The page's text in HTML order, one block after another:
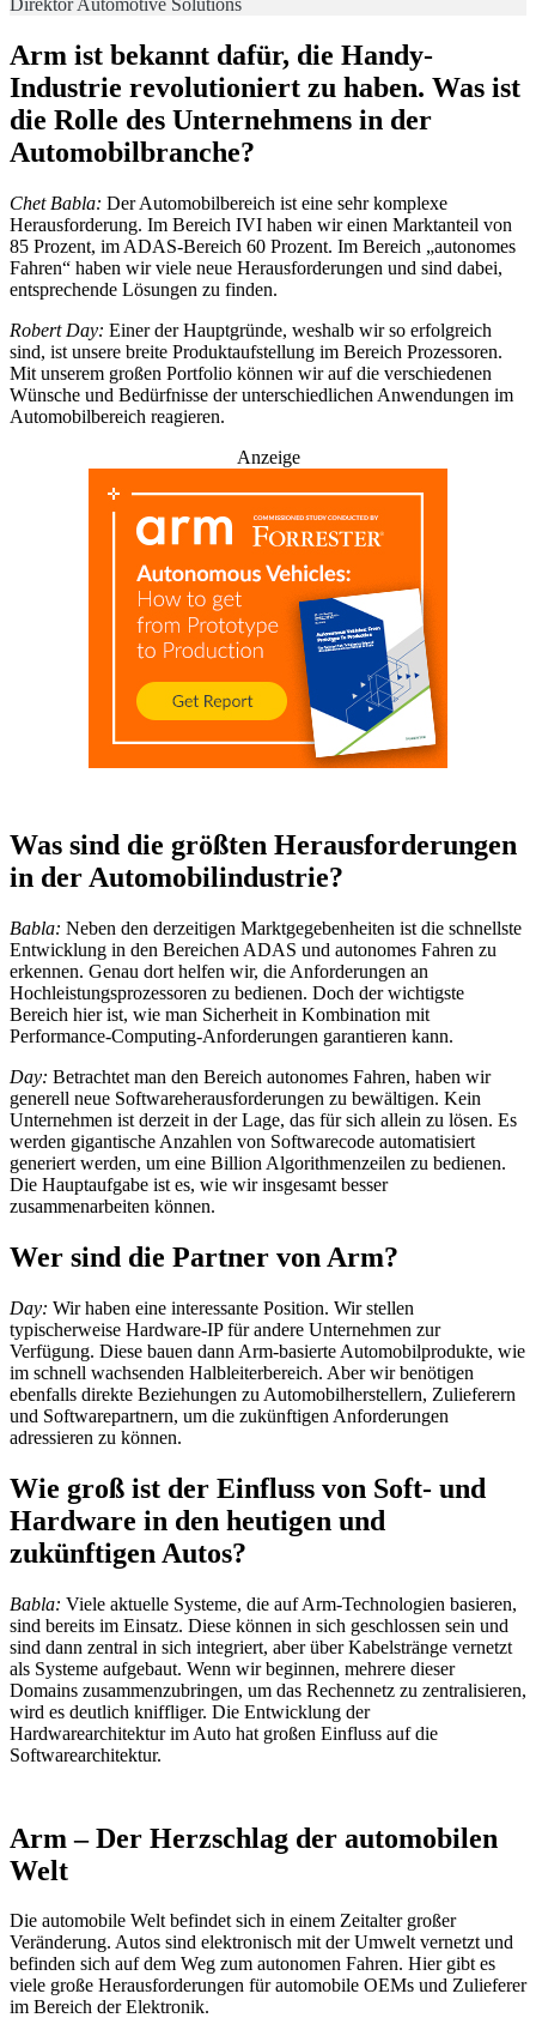
Direktor Automotive Solutions
Arm ist bekannt dafür, die Handy-
Industrie revolutioniert zu haben. Was ist
die Rolle des Unternehmens in der
Automobilbranche?
Chet Babla: Der Automobilbereich ist eine sehr komplexe
Herausforderung. Im Bereich IVI haben wir einen Marktanteil von
85 Prozent, im ADAS-Bereich 60 Prozent. Im Bereich „autonomes
Fahren“ haben wir viele neue Herausforderungen und sind dabei,
entsprechende Lösungen zu finden.
Robert Day: Einer der Hauptgründe, weshalb wir so erfolgreich
sind, ist unsere breite Produktaufstellung im Bereich Prozessoren.
Mit unserem großen Portfolio können wir auf die verschiedenen
Wünsche und Bedürfnisse der unterschiedlichen Anwendungen im
Automobilbereich reagieren.
Anzeige
Was sind die größten Herausforderungen
in der Automobilindustrie?
Babla: Neben den derzeitigen Marktgegebenheiten ist die schnellste
Entwicklung in den Bereichen ADAS und autonomes Fahren zu
erkennen. Genau dort helfen wir, die Anforderungen an
Hochleistungsprozessoren zu bedienen. Doch der wichtigste
Bereich hier ist, wie man Sicherheit in Kombination mit
Performance-Computing-Anforderungen garantieren kann.
Day: Betrachtet man den Bereich autonomes Fahren, haben wir
generell neue Softwareherausforderungen zu bewältigen. Kein
Unternehmen ist derzeit in der Lage, das für sich allein zu lösen. Es
werden gigantische Anzahlen von Softwarecode automatisiert
generiert werden, um eine Billion Algorithmenzeilen zu bedienen.
Die Hauptaufgabe ist es, wie wir insgesamt besser
zusammenarbeiten können.
Wer sind die Partner von Arm?
Day: Wir haben eine interessante Position. Wir stellen
typischerweise Hardware-IP für andere Unternehmen zur
Verfügung. Diese bauen dann Arm-basierte Automobilprodukte, wie
im schnell wachsenden Halbleiterbereich. Aber wir benötigen
ebenfalls direkte Beziehungen zu Automobilherstellern, Zulieferern
und Softwarepartnern, um die zukünftigen Anforderungen
adressieren zu können.
Wie groß ist der Einfluss von Soft- und
Hardware in den heutigen und
zukünftigen Autos?
Babla: Viele aktuelle Systeme, die auf Arm-Technologien basieren,
sind bereits im Einsatz. Diese können in sich geschlossen sein und
sind dann zentral in sich integriert, aber über Kabelstränge vernetzt
als Systeme aufgebaut. Wenn wir beginnen, mehrere dieser
Domains zusammenzubringen, um das Rechennetz zu zentralisieren,
wird es deutlich kniffliger. Die Entwicklung der
Hardwarearchitektur im Auto hat großen Einfluss auf die
Softwarearchitektur.
Arm – Der Herzschlag der automobilen
Welt
Die automobile Welt befindet sich in einem Zeitalter großer
Veränderung. Autos sind elektronisch mit der Umwelt vernetzt und
befinden sich auf dem Weg zum autonomen Fahren. Hier gibt es
viele große Herausforderungen für automobile OEMs und Zulieferer
im Bereich der Elektronik.